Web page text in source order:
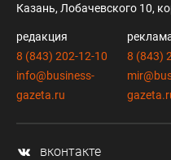
Казань, Лобачевского 10,
редакция
8 (843) 202-12-10
info@business-
gazeta.ru
8 (843)
вконтакте